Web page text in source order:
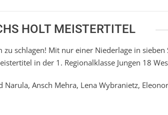
HOLT MEISTERTITEL
schlagen! Mit nur einer Niederlage in sieben
in der 1. Regionalklasse Jungen 18
Ansch Mehra, Lena Wybranietz,